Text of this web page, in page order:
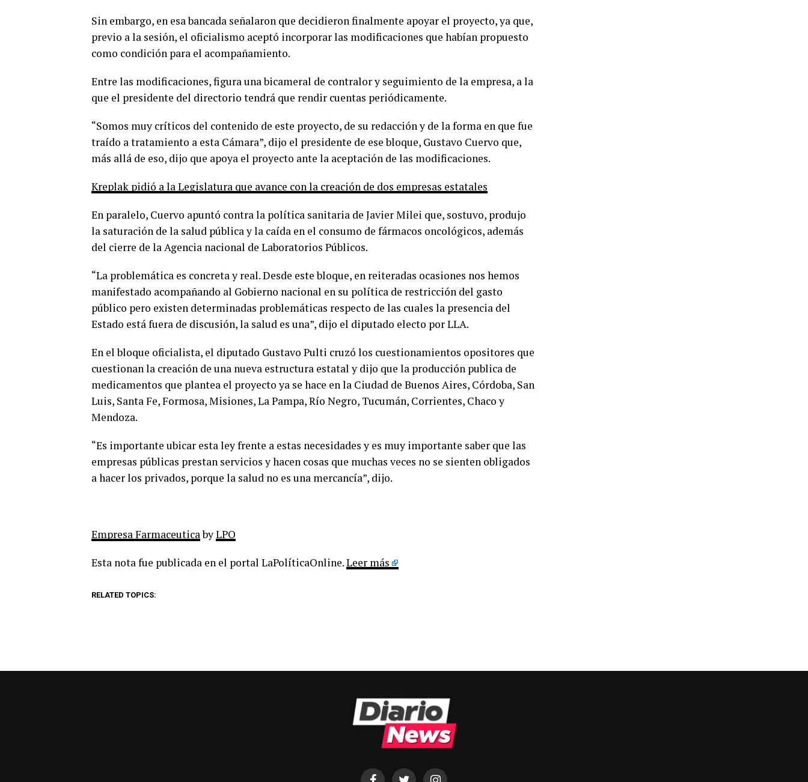
Sin embargo, en esa bancada señalaron que decidieron finalmente apoyar el proyecto, ya que,
previo a la sesión, el oficialismo aceptó incorporar las modificaciones que habían propuesto
como condición para el acompañamiento.
Entre las modificaciones, figura una bicameral de contralor y seguimiento de la empresa, a la
que el presidente del directorio tendrá que rendir cuentas periódicamente.
“Somos muy críticos del contenido de este proyecto, de su redacción y de la forma en que fue
traído a tratamiento a esta Cámara”, dijo el presidente de ese bloque, Gustavo Cuervo que,
más allá de eso, dijo que apoya el proyecto ante la aceptación de las modificaciones.
Kreplak pidió a la Legislatura que avance con la creación de dos empresas estatales
En paralelo, Cuervo apuntó contra la política sanitaria de Javier Milei que, sostuvo, produjo
la saturación de la salud pública y la caída en el consumo de fármacos oncológicos, además
del cierre de la Agencia nacional de Laboratorios Públicos.
“La problemática es concreta y real. Desde este bloque, en reiteradas ocasiones nos hemos
manifestado acompañando al Gobierno nacional en su política de restricción del gasto
público pero existen determinadas problemáticas respecto de las cuales la presencia del
Estado está fuera de discusión, la salud es una”, dijo el diputado electo por LLA.
En el bloque oficialista, el diputado Gustavo Pulti cruzó los cuestionamientos opositores que
cuestionan la creación de una nueva estructura estatal y dijo que la producción publica de
medicamentos que plantea el proyecto ya se hace en la Ciudad de Buenos Aires, Córdoba, San
Luis, Santa Fe, Formosa, Misiones, La Pampa, Río Negro, Tucumán, Corrientes, Chaco y
Mendoza.
“Es importante ubicar esta ley frente a estas necesidades y es muy importante saber que las
empresas públicas prestan servicios y hacen cosas que muchas veces no se sienten obligados
a hacer los privados, porque la salud no es una mercancía”, dijo.
Empresa FarmaceuticabyLPO
Esta nota fue publicada en el portal LaPolíticaOnline.Leer más
RELATED TOPICS: